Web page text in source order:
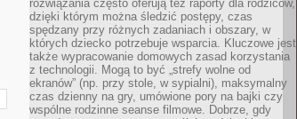
rozwiązania często oferują też raporty dla rodziców,
dzięki którym można śledzić postępy, czas
spędzany przy różnych zadaniach i obszary, w
których dziecko potrzebuje wsparcia. Kluczowe jest
także wypracowanie domowych zasad korzystania
z technologii. Mogą to być „strefy wolne od
ekranów” (np. przy stole, w sypialni), maksymalny
czas dzienny na gry, umówione pory na bajki czy
wspólne rodzinne seanse filmowe. Dobrze, gdy